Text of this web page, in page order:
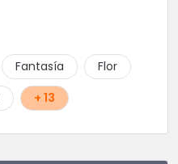
Fantasía
Flor
+ 13